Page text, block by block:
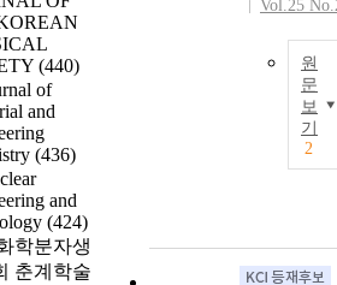
(440)
of
and
(436)
and
(424)
학분자생
춘계학술
Vol.25
원
문
보
기
2